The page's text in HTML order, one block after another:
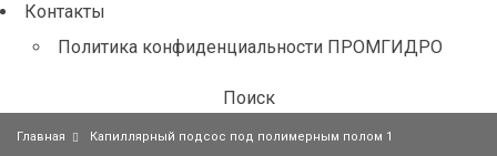
Контакты
Политика конфиденциальности ПРОМГИДРО
Поиск
Главная Капиллярный подсос под полимерным полом 1